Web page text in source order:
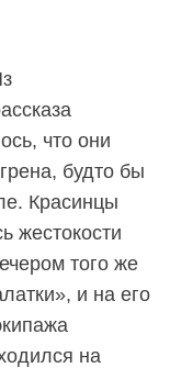
что они
будто бы
Красинцы
жестокости
того же
и на его
на